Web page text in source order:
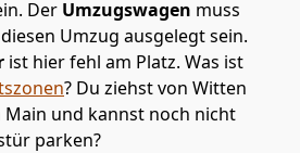
Der Umzugswagen muss
Umzug ausgelegt sein.
ist hier fehl am Platz. Was ist
? Du ziehst von Witten
Main und kannst noch nicht
parken?